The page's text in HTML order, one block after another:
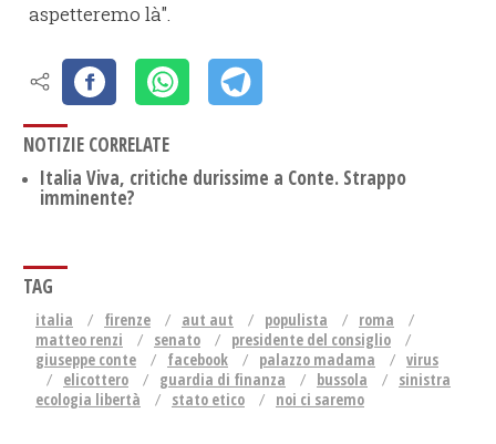
aspetteremo là".
NOTIZIE CORRELATE
Italia Viva, critiche durissime a Conte. Strappo
imminente?
TAG
italia firenze aut aut populista
roma
matteo renzi
senato
presidente del consiglio
giuseppe conte
facebook palazzo madama
virus
elicottero
guardia di finanza bussola
sinistra
ecologia libertà
stato etico noi ci saremo